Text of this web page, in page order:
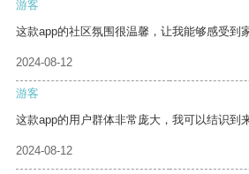
游客
这款app的社区氛围很温馨，让我能够感受到
2024-08-12
游客
这款app的用户群体非常庞大，我可以结识到
2024-08-12